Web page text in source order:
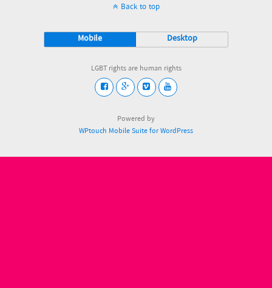
Back to top
Mobile Desktop
LGBT rights are human rights
Powered by
WPtouch Mobile Suite for WordPress